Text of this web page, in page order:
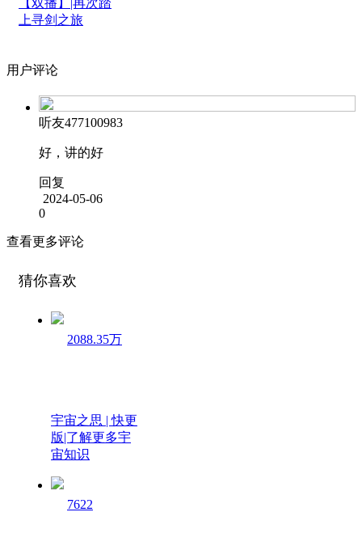
【双播】|再次踏
上寻剑之旅
用户评论
听友477100983
好，讲的好
回复
2024-05-06
0
查看更多评论
猜你喜欢
2088.35万
宇宙之思 | 快更
版|了解更多宇
宙知识
7622